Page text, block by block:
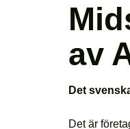
av
Det
Det är